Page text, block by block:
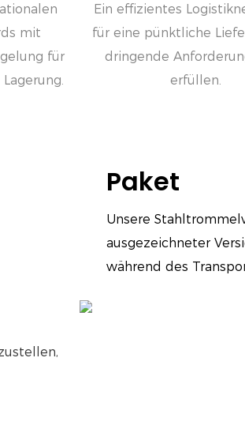
mit
für
Ein effizientes
für eine pünktliche
dringende
erfüllen.
Paket
Unsere
ausgezeichneter
während des